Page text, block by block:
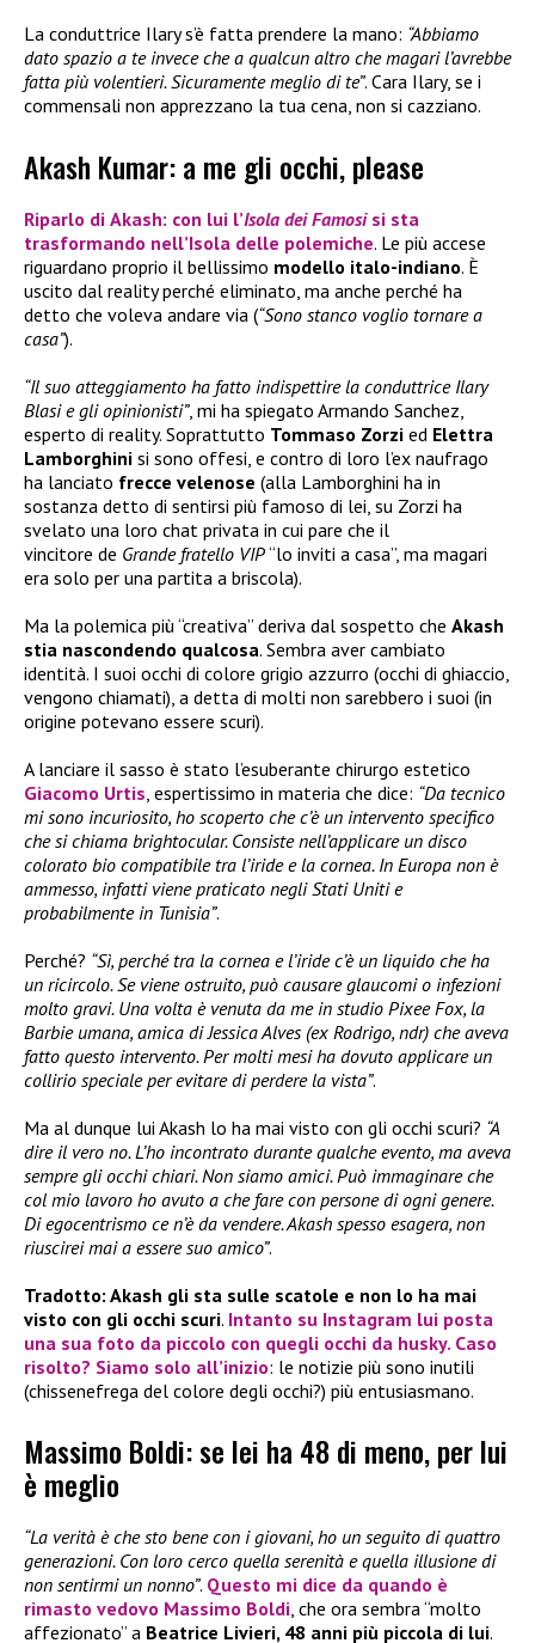
La conduttrice Ilary s’è fatta prendere la mano: “Abbiamo
dato spazio a te invece che a qualcun altro che magari l’avrebbe
fatta più volentieri. Sicuramente meglio di te”. Cara Ilary, se i
commensali non apprezzano la tua cena, non si cazziano.
Akash Kumar: a me gli occhi, please
Riparlo di Akash: con lui l’Isola dei Famosisi sta
trasformando nell’Isola delle polemiche. Le più accese
riguardano proprio il bellissimo modello italo-indiano. È
uscito dal reality perché eliminato, ma anche perché ha
detto che voleva andare via (“Sono stanco voglio tornare a
casa”).
“Il suo atteggiamento ha fatto indispettire la conduttrice Ilary
Blasi e gli opinionisti”, mi ha spiegato Armando Sanchez,
esperto di reality. Soprattutto Tommaso Zorzi ed Elettra
Lamborghini si sono offesi, e contro di loro l’ex naufrago
ha lanciato frecce velenose (alla Lamborghini ha in
sostanza detto di sentirsi più famoso di lei, su Zorzi ha
svelato una loro chat privata in cui pare che il
vincitore de Grande fratello VIP“lo inviti a casa”, ma magari
era solo per una partita a briscola).
Ma la polemica più “creativa” deriva dal sospetto che Akash
stia nascondendo qualcosa. Sembra aver cambiato
identità. I suoi occhi di colore grigio azzurro (occhi di ghiaccio,
vengono chiamati), a detta di molti non sarebbero i suoi (in
origine potevano essere scuri).
A lanciare il sasso è stato l’esuberante chirurgo estetico
Giacomo Urtis , espertissimo in materia che dice: “Da tecnico
mi sono incuriosito, ho scoperto che c’è un intervento specifico
che si chiama brightocular. Consiste nell’applicare un disco
colorato bio compatibile tra l’iride e la cornea. In Europa non è
ammesso, infatti viene praticato negli Stati Uniti e
probabilmente in Tunisia”.
Perché? “Sì, perché tra la cornea e l’iride c’è un liquido che ha
un ricircolo. Se viene ostruito, può causare glaucomi o infezioni
molto gravi. Una volta è venuta da me in studio Pixee Fox, la
Barbie umana, amica di Jessica Alves (ex Rodrigo, ndr) che aveva
fatto questo intervento. Per molti mesi ha dovuto applicare un
collirio speciale per evitare di perdere la vista”.
Ma al dunque lui Akash lo ha mai visto con gli occhi scuri? “A
dire il vero no. L’ho incontrato durante qualche evento, ma aveva
sempre gli occhi chiari. Non siamo amici. Può immaginare che
col mio lavoro ho avuto a che fare con persone di ogni genere.
Di egocentrismo ce n’è da vendere. Akash spesso esagera, non
riuscirei mai a essere suo amico”.
Tradotto: Akash gli sta sulle scatole e non lo ha mai
visto con gli occhi scuri. Intanto su Instagram lui posta
una sua foto da piccolo con quegli occhi da husky. Caso
risolto? Siamo solo all’inizio: le notizie più sono inutili
(chissenefrega del colore degli occhi?) più entusiasmano.
Massimo Boldi: se lei ha 48 di meno, per lui
è meglio
“La verità è che sto bene con i giovani, ho un seguito di quattro
generazioni. Con loro cerco quella serenità e quella illusione di
non sentirmi un nonno”. Questo mi dice da quando è
rimasto vedovo Massimo Boldi, che ora sembra “molto
affezionato” a Beatrice Livieri, 48 anni più piccola di lui.